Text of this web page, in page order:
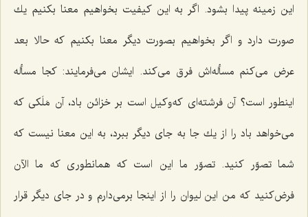
این زمینه پیدا بشود. اگر به این كیفیت بخواهیم معنا بكنیم یك
صورت دارد و اگر بخواهیم بصورت دیگر معنا بكنیم كه حالا بعد
عرض می‌كنم مسأله‌اش فرق می‌كند. ایشان می‌فرمایند: كجا مسأله
اینطور است؟ آن فرشته‌ای كه‌وكیل است بر خزائن باد، آن مَلَكی كه
می‌خواهد باد را از یك جا به جای دیگر ببرد، به این معنا نیست كه
شما تصوّر كنید. تصوّر ما این است كه همانطوری كه ما الآن
فرض‌كنید كه من این لیوان را از اینجا برمی‌دارم و در جای دیگر قرار